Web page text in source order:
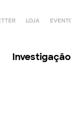
LOJA
Investigação